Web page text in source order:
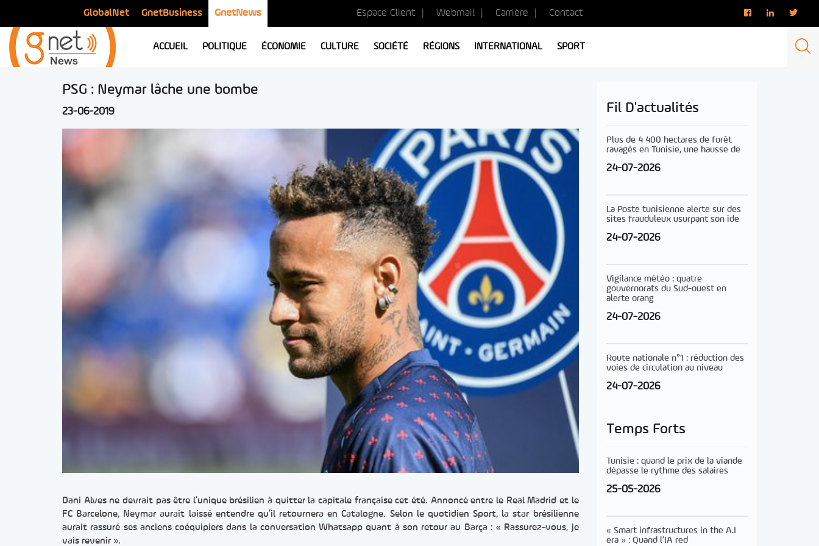
GlobalNet GnetBusiness GnetNews Espace Client Webmail Carrière Contact
ACCUEIL POLITIQUE ÉCONOMIE CULTURE SOCIÉTÉ RÉGIONS INTERNATIONAL SPORT
PSG : Neymar lâche une bombe
23-06-2019
Dani Alves ne devrait pas être l’unique brésilien à quitter la capitale française cet été. Annoncé entre le Real Madrid et le
FC Barcelone, Neymar aurait laissé entendre qu’il retournera en Catalogne. Selon le quotidien Sport, la star brésilienne
aurait rassuré ses anciens coéquipiers dans la conversation Whatsapp quant à son retour au Barça : « Rassurez-vous, je
vais revenir ».
Fil D'actualités
Plus de 4 400 hectares de forêt
ravagés en Tunisie, une hausse de
24-07-2026
La Poste tunisienne alerte sur des
sites frauduleux usurpant son ide
24-07-2026
Vigilance météo : quatre
gouvernorats du Sud-ouest en
alerte orang
24-07-2026
Route nationale n°1 : réduction des
voies de circulation au niveau
24-07-2026
Temps Forts
Tunisie : quand le prix de la viande
dépasse le rythme des salaires
25-05-2026
« Smart infrastructures in the A.I
era » : Quand l’IA red